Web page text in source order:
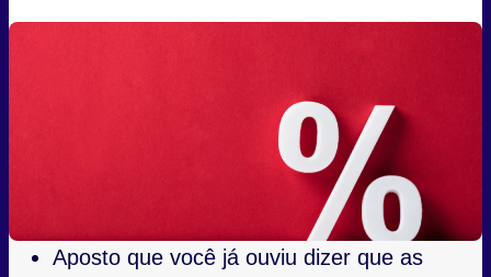
Aposto que você já ouviu dizer que as